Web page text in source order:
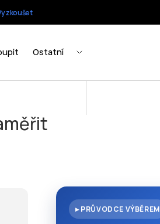
▸ PRŮVODCE VÝBĚREM